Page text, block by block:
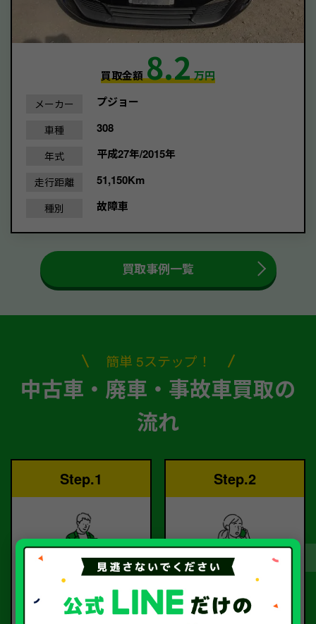
買取金額8.2万円
メーカー プジョー
車種 308
年式 平成27年/2015年
走行距離 51,150Km
種別 故障車
買取事例一覧
簡単 5ステップ！
中古車・廃車・事故車買取の
流れ
Step.1
ご依頼
お電話または査定フォー
Step.2
査定
査定のプロが
お電話で回答いたしま